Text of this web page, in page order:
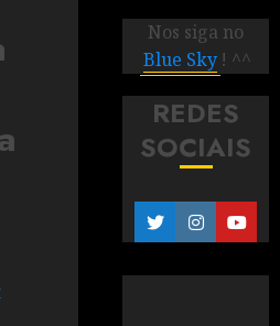
Nos siga no
Blue Sky ! ^^
REDES
SOCIAIS